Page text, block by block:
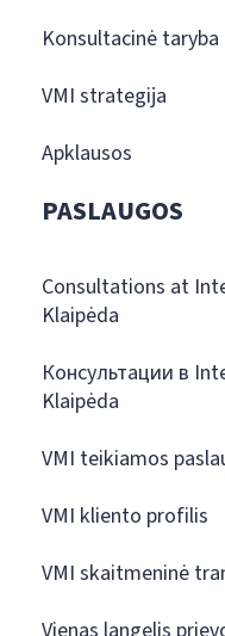
Konsultacinė taryba
VMI strategija
Apklausos
PASLAUGOS
Consultations at
Klaipėda
Консультации в
Klaipėda
VMI teikiamos
VMI kliento profilis
VMI skaitmeninė